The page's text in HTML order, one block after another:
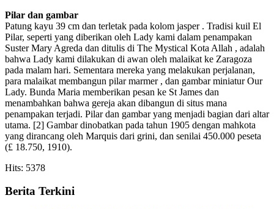
Pilar dan gambar
Patung kayu 39 cm dan terletak pada kolom jasper . Tradisi kuil El
Pilar, seperti yang diberikan oleh Lady kami dalam penampakan
Suster Mary Agreda dan ditulis di The Mystical Kota Allah , adalah
bahwa Lady kami dilakukan di awan oleh malaikat ke Zaragoza
pada malam hari. Sementara mereka yang melakukan perjalanan,
para malaikat membangun pilar marmer , dan gambar miniatur Our
Lady. Bunda Maria memberikan pesan ke St James dan
menambahkan bahwa gereja akan dibangun di situs mana
penampakan terjadi. Pilar dan gambar yang menjadi bagian dari altar
utama. [2] Gambar dinobatkan pada tahun 1905 dengan mahkota
yang dirancang oleh Marquis dari grini, dan senilai 450.000 peseta
(£ 18.750, 1910).
Hits: 5378
Berita Terkini